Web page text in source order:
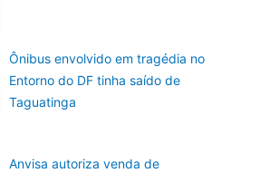
Ônibus envolvido em tragédia no
Entorno do DF tinha saído de
Taguatinga
Anvisa autoriza venda de